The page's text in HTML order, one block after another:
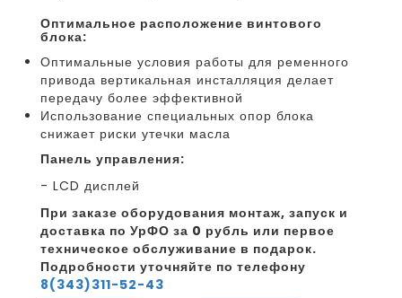
оптимальное расположение винтового
блока:
Оптимальные условия работы для ременного
привода вертикальная инсталляция делает
передачу более эффективной
Использование специальных опор блока
снижает риски утечки масла
Панель управления:
- LCD дисплей
При заказе оборудования монтаж, запуск и
доставка по УрФО за 0 рубль или первое
техническое обслуживание в подарок.
Подробности уточняйте по телефону
8(343)311-52-43